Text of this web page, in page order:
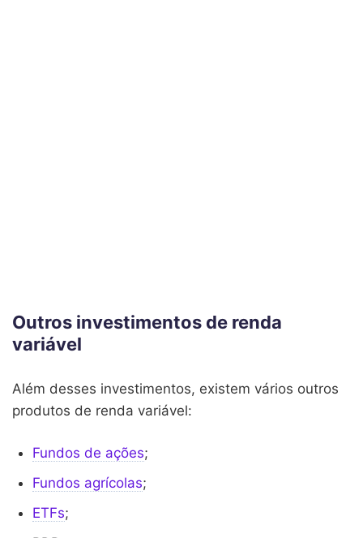
Outros investimentos de renda
variável
Além desses investimentos, existem vários outros
produtos de renda variável:
Fundos de ações;
Fundos agrícolas;
ETFs;